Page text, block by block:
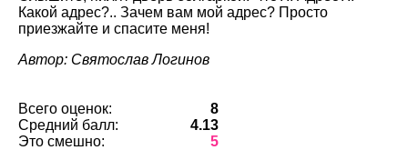
Какой адрес?.. Зачем вам мой адрес? Просто
приезжайте и спасите меня!
Автор: Святослав Логинов
Всего оценок:
8
Средний балл:
4.13
Это смешно:
5